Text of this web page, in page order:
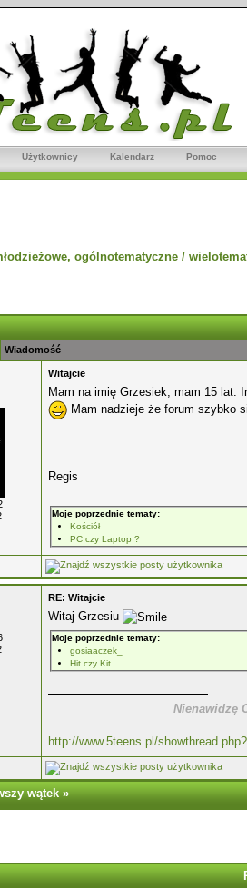
Użytkownicy Kalendarz Pomoc
ogólnotematyczne /
Wiadomość
Witajcie
Mam na imię Grzesiek, mam 15 lat.
Mam nadzieje że forum szybko
Regis
Moje poprzednie tematy:
Kościół
PC czy Laptop ?
RE: Witajcie
Witaj Grzesiu
Moje poprzednie tematy:
gosiaaczek_
Hit czy Kit
Nienawidzę
http://www.5teens.pl/
wątek»